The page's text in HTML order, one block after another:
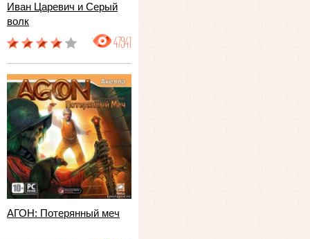
Иван Царевич и Серый
волк
47941
АГОН: Потерянный меч